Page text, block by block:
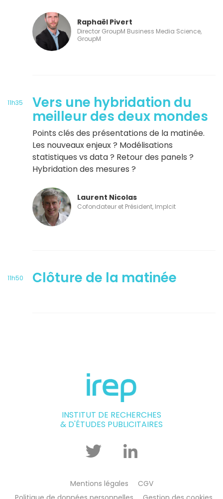
Raphaël Pivert
Director GroupM Business Media Science,
GroupM
11h35 Vers une hybridation du
meilleur des deux mondes
Points clés des présentations de la matinée.
Les nouveaux enjeux ? Modélisations
statistiques vs data ? Retour des panels ?
Hybridation des mesures ?
Laurent Nicolas
Cofondateur et Président, Implcit
11h50 Clôture de la matinée
INSTITUT DE RECHERCHES
& D'ÉTUDES PUBLICITAIRES
Twitter Linkedin
Mentions légales
CGV